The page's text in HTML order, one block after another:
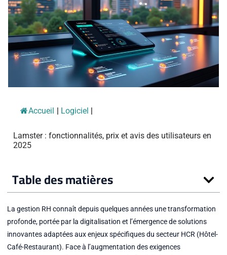
Accueil Logiciel
Lamster : fonctionnalités, prix et avis des utilisateurs en
2025
Table des matières
La gestion RH connaît depuis quelques années une transformation
profonde, portée par la digitalisation et l’émergence de solutions
innovantes adaptées aux enjeux spécifiques du secteur HCR (Hôtel-
Café-Restaurant). Face à l’augmentation des exigences